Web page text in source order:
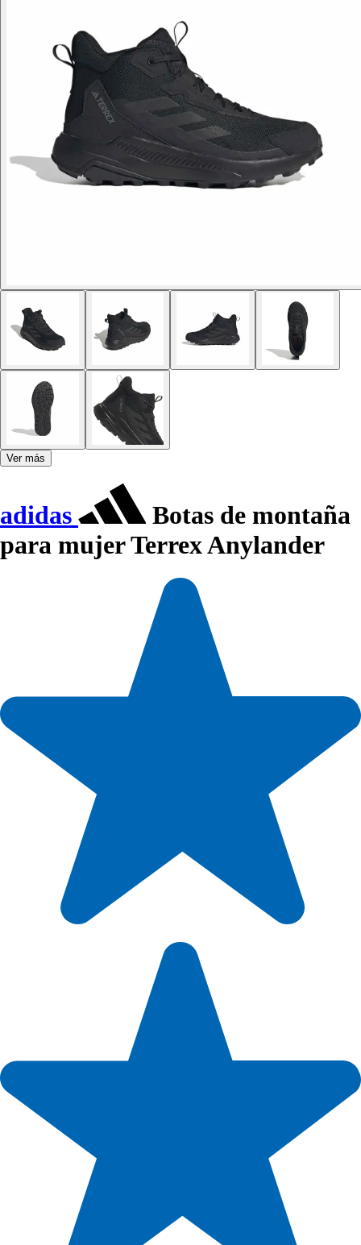
Ver más
adidas
Botas de montaña
para mujer Terrex Anylander